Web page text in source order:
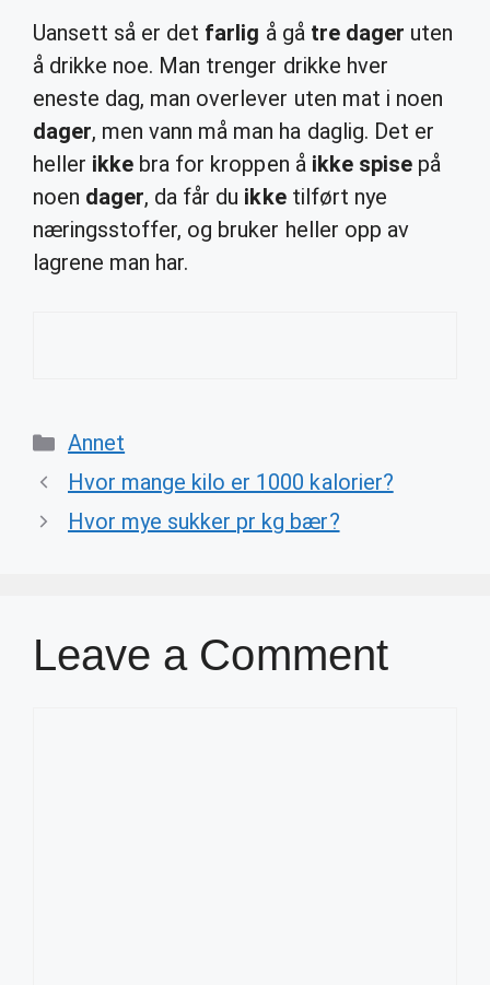
Uansett så er det farlig å gå tre dager uten
å drikke noe. Man trenger drikke hver
eneste dag, man overlever uten mat i noen
dager, men vann må man ha daglig. Det er
heller ikke bra for kroppen å ikke spisepå
noen dager, da får du ikketilført nye
næringsstoffer, og bruker heller opp av
lagrene man har.
Categories
Annet
Hvor mange kilo er 1000 kalorier?
Hvor mye sukker pr kg bær?
Leave a Comment